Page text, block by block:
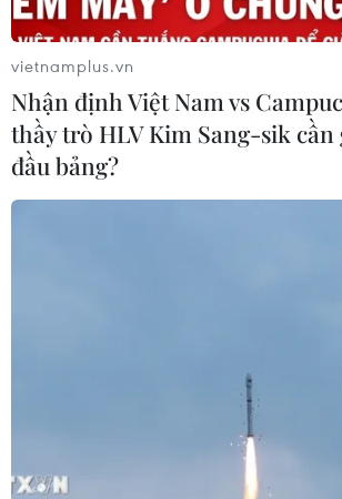
TIN CÙNG CHUYÊN MỤC
vietnamplus.vn
Nhận định Việt Nam vs
thầy trò HLV Kim Sang-sik
đầu bảng?